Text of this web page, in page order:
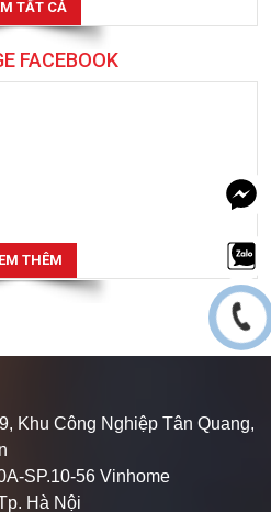
FACEBOOK
SP.10-56 Vinhome
Hà Nội